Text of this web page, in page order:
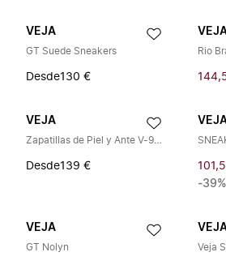
VEJA
GT Suede Sneakers
Desde130 €
Rio
VEJA
Zapatillas de Piel y Ante V-90 O.T.
Desde139 €
-39%
VEJA
GT Nolyn Veja